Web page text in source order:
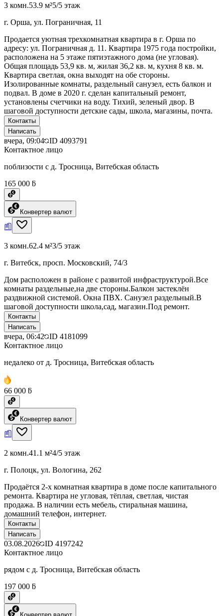
3 комн.53.9 м²5/5 этаж
г. Орша, ул. Пограничная, 11
Продается уютная трехкомнатная квартира в г. Орша по
адресу: ул. Пограничная д. 11. Квартира 1975 года постройки,
расположена на 5 этаже пятиэтажного дома (не угловая).
Общая площадь 53,9 кв. м, жилая 36,2 кв. м, кухня 8 кв. м.
Квартира светлая, окна выходят на обе стороны.
Изолированные комнаты, раздельный санузел, есть балкон и
подвал. В доме в 2020 г. сделан капитальный ремонт,
установлены счетчики на воду. Тихий, зеленый двор. В
шаговой доступности детские сады, школа, магазины, почта.
Контакты
Написать
вчера, 09:04 ID 4093791
Контактное лицо
поблизости с д. Тросница, Витебская область
165 000 ƃ
Конвертер валют
3 комн.62.4 м²3/5 этаж
г. Витебск, просп. Московский, 74/3
Дом расположен в районе с развитой инфраструктурой.Все
комнаты раздельные,на две стороны.Балкон застеклён
раздвижной системой. Окна ПВХ. Санузел раздельный.В
шаговой доступности школа,сад, магазин.Под ремонт.
Контакты
Написать
вчера, 06:42 ID 4181099
Контактное лицо
недалеко от д. Тросница, Витебская область
66 000 ƃ
Конвертер валют
2 комн.41.1 м²4/5 этаж
г. Полоцк, ул. Вологина, 262
Продаётся 2-х комнатная квартира в доме после капитального
ремонта. Квартира не угловая, тёплая, светлая, чистая
продажа. В наличии есть мебель, стиральная машина,
домашний телефон, интернет.
Контакты
Написать
03.08.2026 ID 4197242
Контактное лицо
рядом с д. Тросница, Витебская область
197 000 ƃ